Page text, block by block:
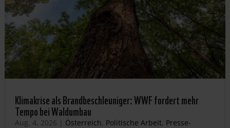
Klimakrise als Brandbeschleuniger: WWF fordert mehr
Tempo bei Waldumbau
Aug. 4, 2026 | Österreich, Politische Arbeit, Presse-